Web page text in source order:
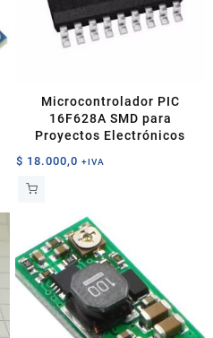
Microcontrolador PIC
16F628A SMD para
Proyectos Electrónicos
$ 18.000,0 +IVA